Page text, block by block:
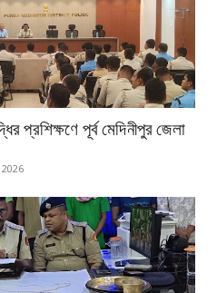
প্রশিক্ষণে পূর্ব মেদিনীপুর জেলা